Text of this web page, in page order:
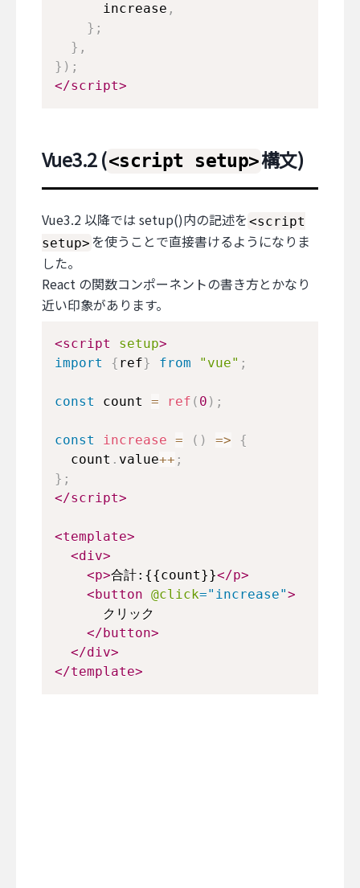
      increase
,
} ;
} ,
} ) ;
</script>
Vue3.2 (<script setup>構文)
Vue3.2 以降では setup()内の記述を <script
setup> を使うことで直接書けるようになりま
した。
React の関数コンポーネントの書き方とかなり
近い印象があります。
<script setup>
import
{ ref} from "vue" ;
const count = ref ( 0 ) ;
const increase = ( ) =>
{
  count
. value++ ;
} ;
</script>
<template>
<div>
<p>合計:{{count}}</p>
< button @click=" increase">
      クリック
</ button>
</div>
</template>